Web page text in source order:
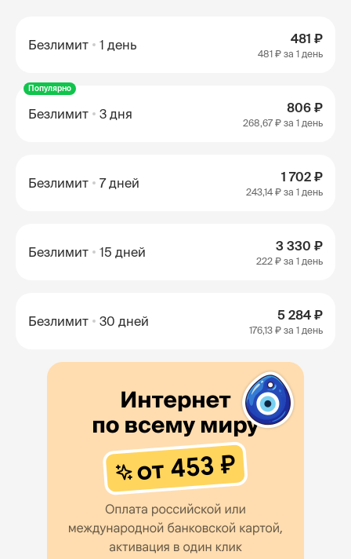
Безлимит 1 день 481 ₽
481 ₽ за 1 день
Популярно
Безлимит 3 дня 806 ₽
268,67 ₽ за 1 день
Безлимит 7 дней 1 702 ₽
243,14 ₽ за 1 день
Безлимит 15 дней 3 330 ₽
222 ₽ за 1 день
Безлимит 30 дней 5 284 ₽
176,13 ₽ за 1 день